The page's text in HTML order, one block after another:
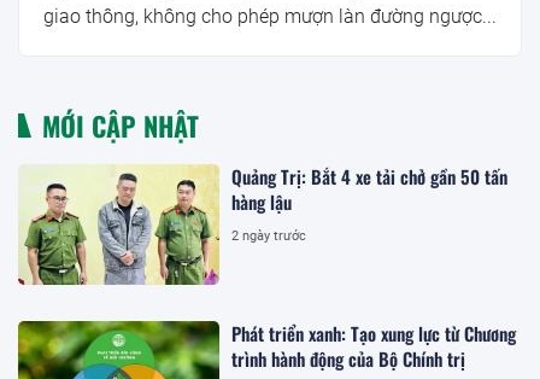
giao thông, không cho phép mượn làn đường ngược...
MỚI CẬP NHẬT
Quảng Trị: Bắt 4 xe tải chở gần 50 tấn
hàng lậu
2 ngày trước
Phát triển xanh: Tạo xung lực từ Chương
trình hành động của Bộ Chính trị